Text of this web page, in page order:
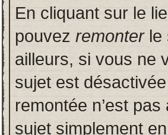
En cliquant sur le
pouvez remonterle
ailleurs, si vous ne
sujet est
remontée n’est
sujet simplement